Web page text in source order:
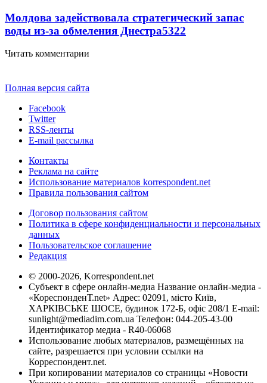
Молдова задействовала стратегический запас
воды из-за обмеления Днестра5322
Читать комментарии
Полная версия сайта
Facebook
Twitter
RSS-ленты
E-mail рассылка
Контакты
Реклама на сайте
Использование материалов korrespondent.net
Правила пользования сайтом
Договор пользования сайтом
Политика в сфере конфиденциальности и персональных
данных
Пользовательское соглашение
Редакция
© 2000-2026, Korrespondent.net
Субъект в сфере онлайн-медиа Название онлайн-медиа -
«КореспонденТ.net» Адрес: 02091, місто Київ,
ХАРКІВСЬКЕ ШОСЕ, будинок 172-Б, офіс 208/1 E-mail:
sunlight@mediadim.com.ua Телефон: 044-205-43-00
Идентификатор медиа - R40-06068
Использование любых материалов, размещённых на
сайте, разрешается при условии ссылки на
Корреспондент.net.
При копировании материалов со страницы «Новости